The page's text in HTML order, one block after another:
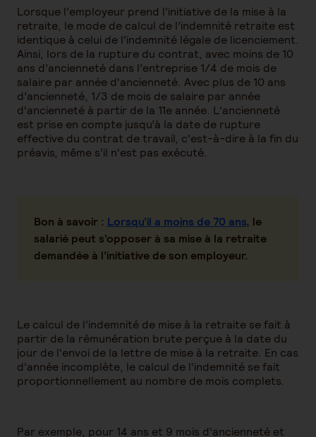
Lorsque l’employeur prend l’initiative de la mise à la
retraite, le mode de calcul de l’indemnité retraite est
identique à celui de l'indemnité légale de licenciement.
Ainsi, lors de la rupture du contrat, avec moins de 10
ans d’ancienneté dans l’entreprise 1/4 de mois de
salaire par année d'ancienneté. Avec plus de 10 ans
d’ancienneté, 1/3 de mois de salaire par année
d'ancienneté à partir de la 11e année. L'ancienneté
est prise en compte jusqu’à la date de rupture
effective du contrat de travail, c'est-à-dire à la fin du
préavis, même s'il n'est pas exécuté.
Bon à savoir : Lorsqu’il a moins de 70 ans, le
salarié peut s’opposer à sa mise à la retraite
demandée à l’initiative de son employeur.
Le calcul de l’indemnité de mise à la retraite se fait à
partir de la rémunération brute perçue à la date du
jour de l'envoi de la lettre de mise à la retraite. En cas
d'année incomplète, le calcul de l'indemnité se fait
proportionnellement au nombre de mois complets.
Par exemple, pour 14 ans et 9 mois d’ancienneté et